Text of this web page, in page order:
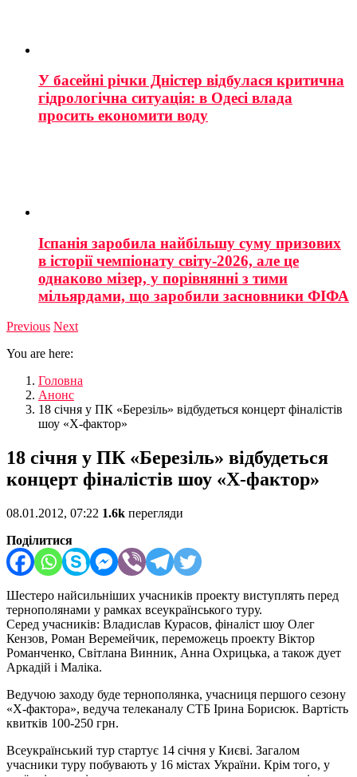
У басейні річки Дністер відбулася критична
гідрологічна ситуація: в Одесі влада
просить економити воду
Іспанія заробила найбільшу суму призових
в історії чемпіонату світу-2026, але це
однаково мізер, у порівнянні з тими
мільярдами, що заробили засновники ФІФА
Previous Next
You are here:
Головна
Анонс
18 січня у ПК «Березіль» відбудеться концерт фіналістів
шоу «Х-фактор»
18 січня у ПК «Березіль» відбудеться
концерт фіналістів шоу «Х-фактор»
08.01.2012, 07:22 1.6k перегляди
Поділитися
Шестеро найсильніших учасників проекту виступлять перед
тернополянами у рамках всеукраїнського туру.
Серед учасників: Владислав Курасов, фіналіст шоу Олег
Кензов, Роман Веремейчик, переможець проекту Віктор
Романченко, Світлана Винник, Анна Охрицька, а також дует
Аркадій і Маліка.
Ведучою заходу буде тернополянка, учасниця першого сезону
«Х-фактора», ведуча телеканалу СТБ Ірина Борисюк. Вартість
квитків 100-250 грн.
Всеукраїнський тур стартує 14 січня у Києві. Загалом
учасники туру побувають у 16 містах України. Крім того, у